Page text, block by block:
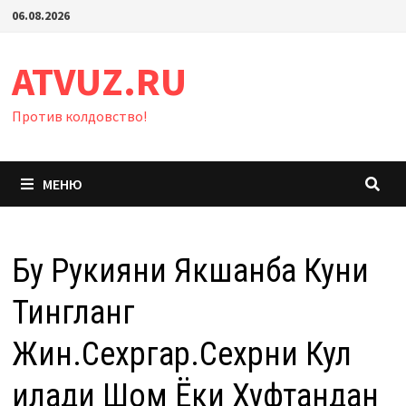
Перейти
06.08.2026
ATVUZ.RU
Против колдовство!
МЕНЮ
Бу Рукияни Якшанба Куни
Тингланг
Жин.Сехргар.Сехрни Кул
Қилади Шом Ёки Хуфтандан